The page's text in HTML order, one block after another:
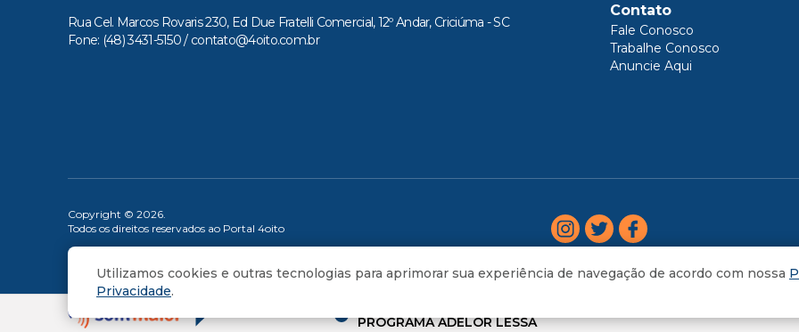
Rua Cel. Marcos Rovaris 230, Ed Due Fratelli Comercial, 12º Andar, Criciúma - SC
Fone: (48) 3431-5150 / contato@4oito.com.br
Contato
Fale Conosco
Trabalhe Conosco
Anuncie Aqui
Copyright © 2026.
Todos os direitos reservados ao Portal 4oito
PROGRAMA ADELOR LESSA
Utilizamos cookies e outras tecnologias para aprimorar sua experiência de navegação de acordo com nossa
Privacidade.